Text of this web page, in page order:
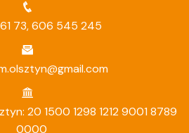
73,606 545 245
20 1500 1298 1212 9001 8789
0000